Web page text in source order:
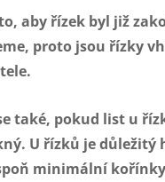
aby řízek byl již
proto jsou řízky
také, pokud list u
U řízků je důležitý
minimální